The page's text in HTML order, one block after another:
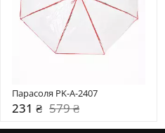
Парасоля PK-A-2407
231 ₴ 579 ₴